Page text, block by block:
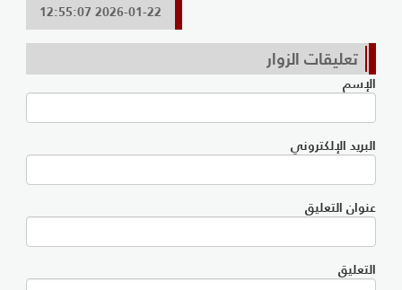
2026-01-22 12:55:07
تعليقات الزوار
الإسم
البريد الإلكتروني
عنوان التعليق
التعليق